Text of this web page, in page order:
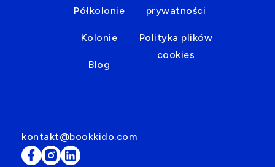
Półkolonie
Kolonie
Blog
prywatności
Polityka plików
cookies
kontakt@bookkido.com